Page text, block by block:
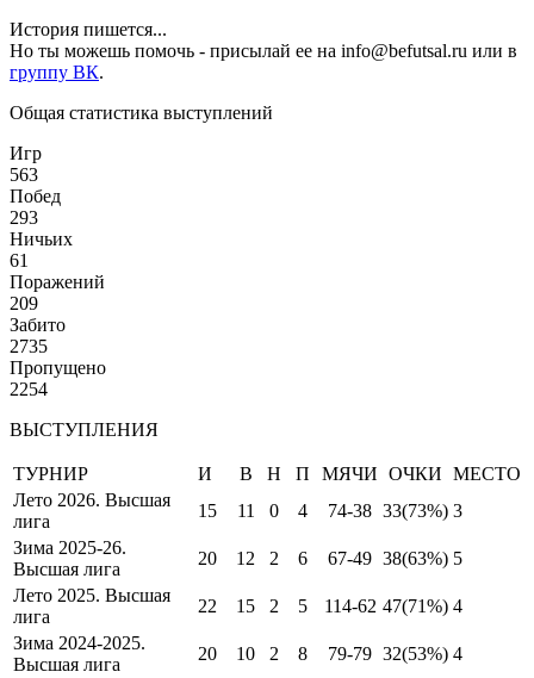
История пишется...
Но ты можешь помочь - присылай ее на info@befutsal.ru или в
группу ВК.
Общая статистика выступлений
Игр
563
Побед
293
Ничьих
61
Поражений
209
Забито
2735
Пропущено
2254
ВЫСТУПЛЕНИЯ
ТУРНИР И В Н П МЯЧИ ОЧКИ МЕСТО
Лето 2026. Высшая
лига
15 11 0 4 74-38 33(73%) 3
Зима 2025-26.
Высшая лига
20 12 2 6 67-49 38(63%) 5
Лето 2025. Высшая
лига
22 15 2 5 114-62 47(71%) 4
Зима 2024-2025.
Высшая лига
20 10 2 8 79-79 32(53%) 4